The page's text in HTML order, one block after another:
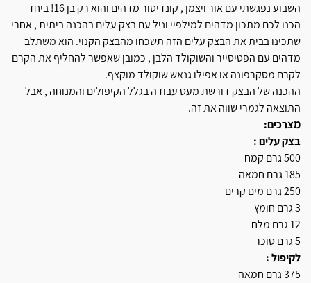
השבוע נפגשתי עם אור ויצמן , קונדיטור מדהים והוא רק בן 16! ביחד
הכנו לכם מתכון מדהים למילפיי וניל עם בצק עלים בהכנה ביתית , אחרי
שתכינו בבית את הבצק עלים הזה תשכחו מהבצק הקנוי. הוא משתלב
מדהים עם הפטיסייר והשוקולד הלבן , כמובן שאפשר להחליף את הקרם
לקרם מסקרפונה או אפילו גנאש שוקולד מוקצף.
ההכנה של הבצק דורשת מעט עבודה בגלל הקיפולים והמנוחה , אבל
התוצאה לגמרי שווה את זה.
מצרכים:
בצק עלים :
500 גרם קמח
185 גרם חמאה
250 גרם מים קרים
3 גרם חומץ
12 גרם מלח
5 גרם סוכר
לקיפול :
375 גרם חמאה